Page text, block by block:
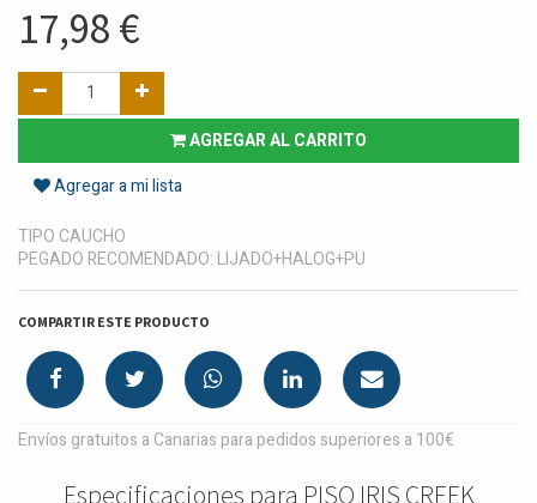
17,98 €
AGREGAR AL CARRITO
Agregar a mi lista
TIPO CAUCHO
PEGADO RECOMENDADO: LIJADO+HALOG+PU
COMPARTIR ESTE PRODUCTO
Envíos gratuitos a Canarias para pedidos superiores a 100€
Especificaciones para PISO IRIS CREEK